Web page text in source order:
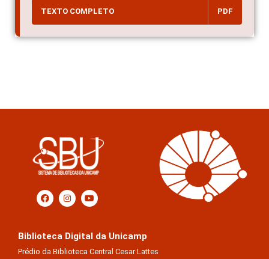
TEXTO COMPLETO PDF
Biblioteca Digital da Unicamp
Prédio da Biblioteca Central Cesar Lattes